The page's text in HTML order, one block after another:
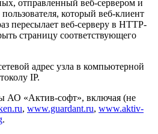
отправленный веб-сервером и
который веб-клиент
пересылает веб-серверу в HTTP-
страницу соответствующего
адрес узла в компьютерной
IP.
АО «Актив-софт», включая (не
, www.guardant.ru, www.aktiv-
.